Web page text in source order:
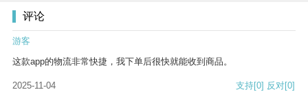
评论
游客
这款app的物流非常快捷，我下单后很快就能收到商品。
2025-11-04 支持[0] 反对[0]